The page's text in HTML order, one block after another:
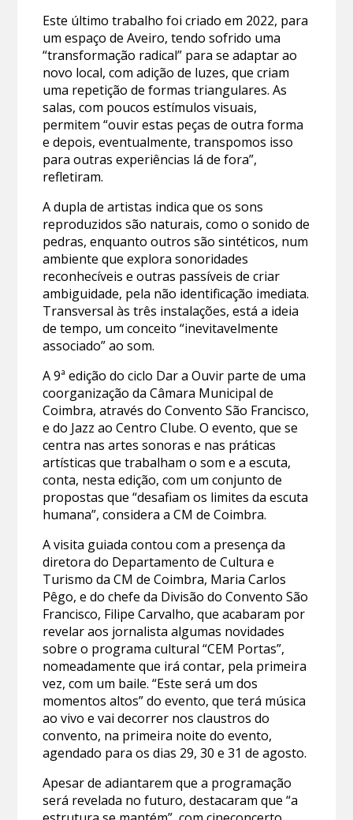
Este último trabalho foi criado em 2022, para
um espaço de Aveiro, tendo sofrido uma
“transformação radical” para se adaptar ao
novo local, com adição de luzes, que criam
uma repetição de formas triangulares. As
salas, com poucos estímulos visuais,
permitem “ouvir estas peças de outra forma
e depois, eventualmente, transpomos isso
para outras experiências lá de fora”,
refletiram.
A dupla de artistas indica que os sons
reproduzidos são naturais, como o sonido de
pedras, enquanto outros são sintéticos, num
ambiente que explora sonoridades
reconhecíveis e outras passíveis de criar
ambiguidade, pela não identificação imediata.
Transversal às três instalações, está a ideia
de tempo, um conceito “inevitavelmente
associado” ao som.
A 9ª edição do ciclo Dar a Ouvir parte de uma
coorganização da Câmara Municipal de
Coimbra, através do Convento São Francisco,
e do Jazz ao Centro Clube. O evento, que se
centra nas artes sonoras e nas práticas
artísticas que trabalham o som e a escuta,
conta, nesta edição, com um conjunto de
propostas que “desafiam os limites da escuta
humana”, considera a CM de Coimbra.
A visita guiada contou com a presença da
diretora do Departamento de Cultura e
Turismo da CM de Coimbra, Maria Carlos
Pêgo, e do chefe da Divisão do Convento São
Francisco, Filipe Carvalho, que acabaram por
revelar aos jornalista algumas novidades
sobre o programa cultural “CEM Portas”,
nomeadamente que irá contar, pela primeira
vez, com um baile. “Este será um dos
momentos altos” do evento, que terá música
ao vivo e vai decorrer nos claustros do
convento, na primeira noite do evento,
agendado para os dias 29, 30 e 31 de agosto.
Apesar de adiantarem que a programação
será revelada no futuro, destacaram que “a